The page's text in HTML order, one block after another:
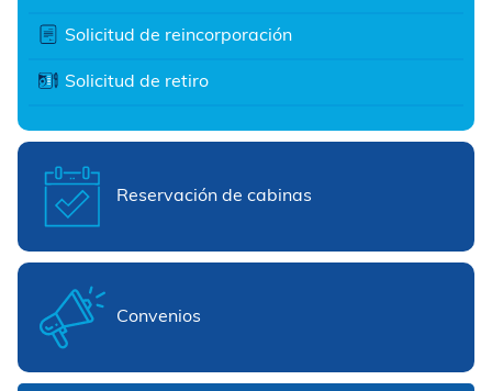
Solicitud de reincorporación
Solicitud de retiro
Reservación de cabinas
Convenios